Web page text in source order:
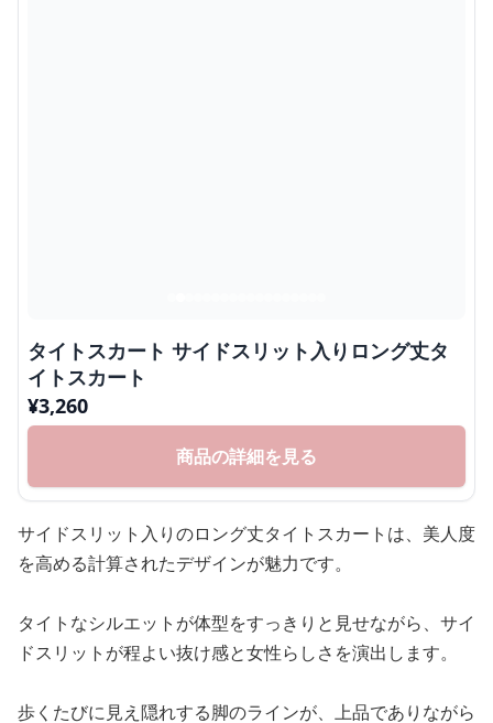
タイトスカート サイドスリット入りロング丈タ
イトスカート
¥3,260
商品の詳細を見る
サイドスリット入りのロング丈タイトスカートは、美人度
を高める計算されたデザインが魅力です。
タイトなシルエットが体型をすっきりと見せながら、サイ
ドスリットが程よい抜け感と女性らしさを演出します。
歩くたびに見え隠れする脚のラインが、上品でありながら